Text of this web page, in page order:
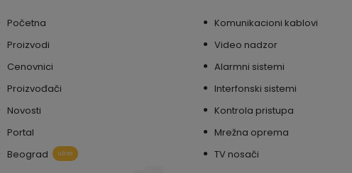
Početna
Proizvodi
Cenovnici
Proizvođači
Novosti
Portal
Beograd
uživo
Komunikacioni kablovi
Video nadzor
Alarmni sistemi
Interfonski sistemi
Kontrola pristupa
Mrežna oprema
TV nosači